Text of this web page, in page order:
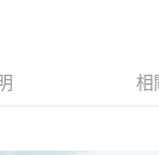
前往確認交易或遇審核
不需綁卡、不需儲值。
相